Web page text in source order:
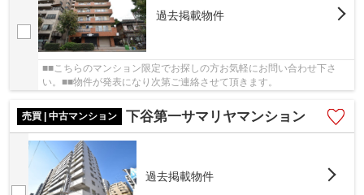
過去掲載物件
■■こちらのマンション限定でお探しの方お気軽にお問い合わせ下さ
い。■■物件が発表になり次第ご連絡させて頂きます。
売買 | 中古マンション 下谷第一サマリヤマンション
過去掲載物件